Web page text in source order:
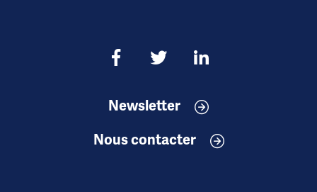
Newsletter
Nous contacter